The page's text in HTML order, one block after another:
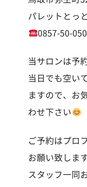
パレットとっ
0857-50-
当サロンは予
当日でも空い
ますので、お
わせ下さい
ご予約はプロ
お願い致します
スタッフ一同